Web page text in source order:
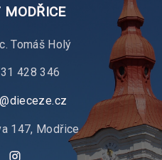
MODŘICE
Tomáš Holý
428 346
147, Modřice